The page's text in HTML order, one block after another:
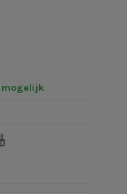
mogelijk